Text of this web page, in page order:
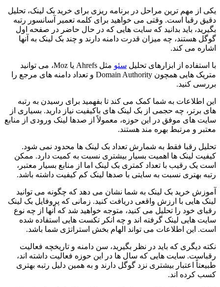
یکی از مهم ترین مراحل در برنامه ریزی برای خرید بک لینک، تحلیل
دقیق رقبا است. وقتی می خواهید برای کلمه تعمیر آسانسور رتبه
بگیرید، باید بدانید که سایت هایی که در حال حاضر در صفحه اول
گوگل هستند، چه میزان قدرت دامنه دارند و چند بک لینک به آنها
اشاره می کند.
با استفاده از ابزارهای تحلیل سئو
مثل Ahrefs یا Moz، می توانید
متریک هایی همچون Domain Authority و تعداد دامنه های مرجع را
بررسی کنید.
این اطلاعات به شما کمک می کند تا بفهمید برای رسیدن به رتبه
های برتر، چه حجمی از بک لینک های باکیفیت نیاز دارید. بسیاری از
سایت های موفق در این حوزه، معمولاً از صدها لینک ورودی از منابع
معتبر و مرتبط بهره مند هستند.
تحلیل رقبا فقط به شمارش تعداد بک لینک ها محدود نمی شود.
کیفیت لینک ها اهمیت بسیار بیشتری نسبت به کمیت دارد. ممکن
است یک رقیب با تعداد کمتری بک لینک اما از منابع بسیار معتبر،
رتبه بهتری نسبت به سایتی با صدها لینک کم کیفیت داشته باشد.
آموزش خرید بک لینک به شما نشان می دهد که چگونه می توانید
لینک هایی با ارزش واقعی دریافت کنید. زمانی که پروفایل بک لینک
رقبای خود را تحلیل می کنید، متوجه خواهید شد که آنها از چه نوع
سایت هایی لینک گرفته اند و چه انکر تکست هایی استفاده شده
است. این اطلاعات می تواند الهام بخش استراتژی شما باشد.
نکته دیگری که باید در نظر بگیرید، سن دامنه و تاریخچه فعالیت
رقباست. سایت هایی که سال ها در این حوزه فعالیت داشته اند،
طبیعتاً اعتبار بیشتری نزد گوگل دارند و به همین دلیل رتبه بهتری
کسب کرده اند.